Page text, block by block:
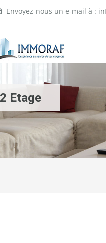
Envoyez-nous un e-mail à :
2 Etage